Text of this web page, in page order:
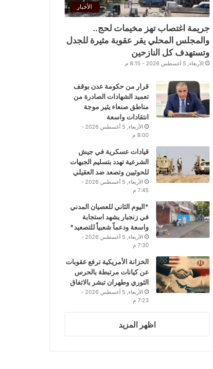
الأخبار
جريمة اغتصاب تهز مخيمات لحج..
والمجلس المحلي يقر عقوبة مثيرة للجدل
وتستهدف كل النازحين
الأربعاء, 5 أغسطس 2026 - 8:15 م
قرار من حكومة عدن بوقف
تعميد الشهادات الصادرة من
مناطق صنعاء يثير موجة
انتقادات واسعة
الأربعاء, 5 أغسطس 2026 -
8:00 م
قيادات عسكرية في جيش
الشرعية تهدد بتسليم الجبهات
للحوثيين وتصعد ضد العقيلي
الأربعاء, 5 أغسطس 2026 -
7:45 م
*اليوم الثاني للعصيان المدني
في زنجبار يشهد استجابة
واسعة ودعماً شعبياً للتصعيد*
الأربعاء, 5 أغسطس 2026 -
7:30 م
الخزانة الأمريكية ترفع عقوبات
عن كيانات مرتبطة بالحرس
الثوري وطهران تبشر بالاتفاق
الأربعاء, 5 أغسطس 2026 -
7:23 م
اظهر المزيد